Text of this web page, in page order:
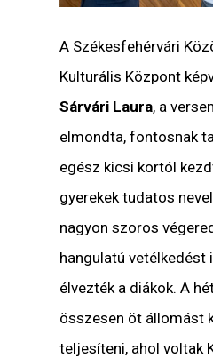
A Székesfehérvári
Kulturális Központ
Sárvári Laura, a
elmondta, fontosnak
egész kicsi kortól
gyerekek tudatos
nagyon szoros
hangulatú vetélkedést
élvezték a diákok. A
összesen öt állomást
teljesíteni, ahol voltak